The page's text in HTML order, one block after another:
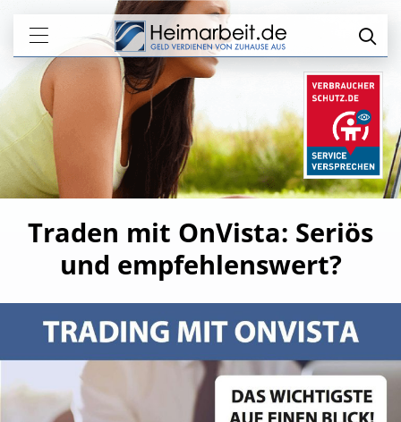
Traden mit OnVista: Seriös
und empfehlenswert?